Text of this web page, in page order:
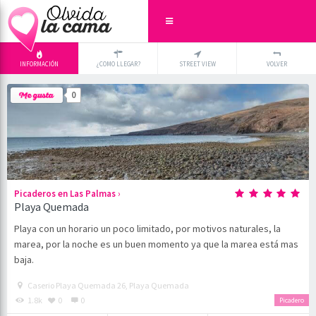
INFORMACIÓN ¿COMO LLEGAR? STREET VIEW VOLVER
0
Picaderos en Las Palmas›
Playa Quemada
Playa con un horario un poco limitado, por motivos naturales, la
marea, por la noche es un buen momento ya que la marea está mas
baja.
Picadero
Caserio Playa Quemada 26, Playa Quemada
1.8k
0 0